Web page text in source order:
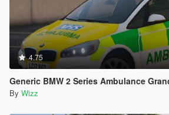
4.75
Generic BMW 2 Series Ambulance
By Wizz